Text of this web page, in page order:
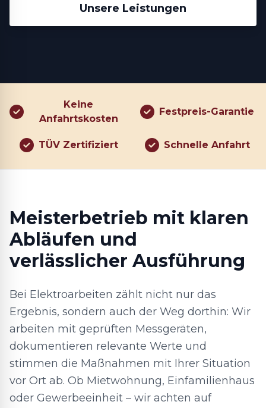
Unsere Leistungen
Keine
Anfahrtskosten
Festpreis-Garantie
TÜV Zertifiziert Schnelle Anfahrt
Meisterbetrieb mit klaren
Abläufen und
verlässlicher Ausführung
Bei Elektroarbeiten zählt nicht nur das
Ergebnis, sondern auch der Weg dorthin: Wir
arbeiten mit geprüften Messgeräten,
dokumentieren relevante Werte und
stimmen die Maßnahmen mit Ihrer Situation
vor Ort ab. Ob Mietwohnung, Einfamilienhaus
oder Gewerbeeinheit – wir achten auf